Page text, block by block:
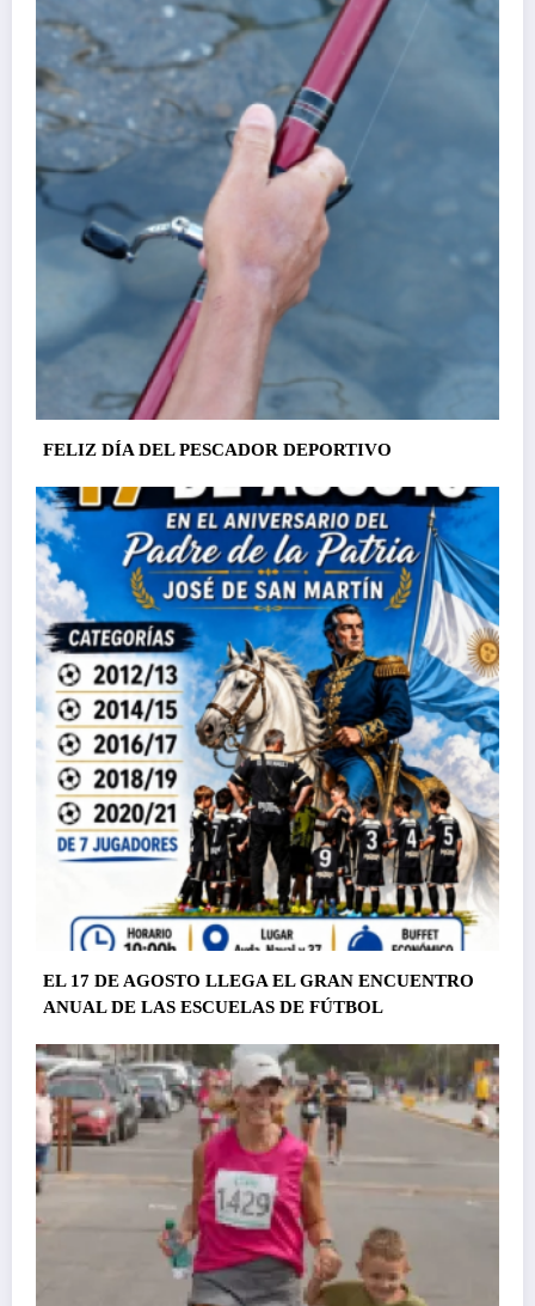
FELIZ DÍA DEL PESCADOR DEPORTIVO
EL 17 DE AGOSTO LLEGA EL GRAN ENCUENTRO
ANUAL DE LAS ESCUELAS DE FÚTBOL